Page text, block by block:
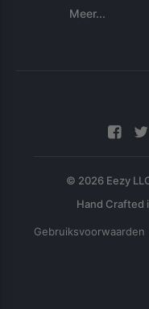
Meer...
© 2026 Eezy
Gebruiksvoorwaarden